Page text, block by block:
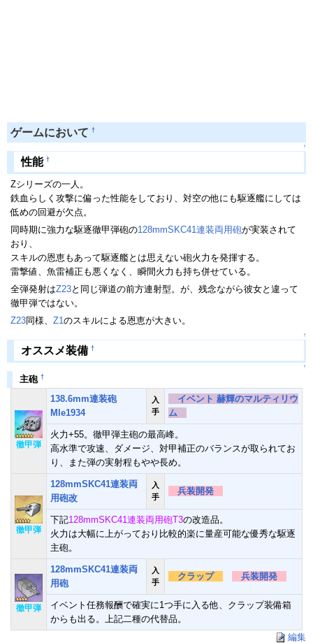
ゲームにおいて †
↑
性能 †
Zシリーズの一人。
鉄血らしく攻撃に偏った性能をしており、対空の他にも駆逐艦にしては
低めの回避が欠点。
同時期に強力な駆逐徹甲弾砲の128mmSKC41連装両用砲が実装されて
おり、
スキルの恩恵もあって駆逐艦とは思えない砲火力を発揮する。
雷撃値、魚雷補正も悪くなく、瞬間火力も持ち併せている。
全弾発射はZ23と同じ弾道の前方連射型。が、残念ながら彼女と違って
徹甲弾ではない。
Z23同様、 Z1のスキルによる恩恵が大きい。
↑
オススメ装備 †
↑
主砲 †
徹甲弾
138.6mm連装砲
Mle1934
入
手
イベント 赫輝のマルティリウ
ム
火力+55。徹甲弾主砲の最高峰。
高水準で攻速、ダメージ、対甲補正のバランスが取られてお
り、また弾の実射程もやや長め。
徹甲弾
128mmSKC41連装両
用砲改
入
手
兵装開発
下記128mmSKC41連装両用砲T3の改造品。
火力は大幅に上がっており比較的楽に量産可能な優秀な駆逐
主砲。
徹甲弾
128mmSKC41連装両
用砲
入
手
クラップ 兵装開発
イベント任務報酬で確実に1つ手に入る他、クラップ装備箱
からも出る。上記二種の代替品。
編集